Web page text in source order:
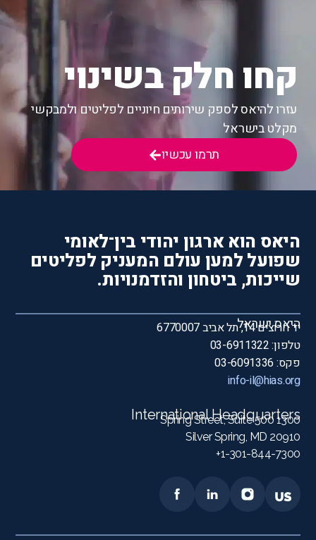
קחו חלק בשינוי
עזרו להיאס לספק שירותים חיוניים לפליטים ולמבקשי
מקלט בישראל
תרמו עכשיו
היאס הוא ארגון יהודי בין־לאומי
שפועל למען עולם המעניק לפליטים
שייכות, ביטחון והזדמנויות.
היאס ישראל
יד חרוצים 14, תל אביב 6770007
טלפון: 03-6911322
פקס: 03-6091336
info-il@hias.org
International Headquarters
1300 Spring Street, Suite 500
Silver Spring, MD 20910
1-301-844-7300+